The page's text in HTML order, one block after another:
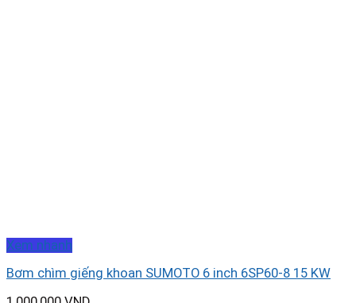
Xem nhanh
Bơm chìm giếng khoan SUMOTO 6 inch 6SP60-8 15 KW